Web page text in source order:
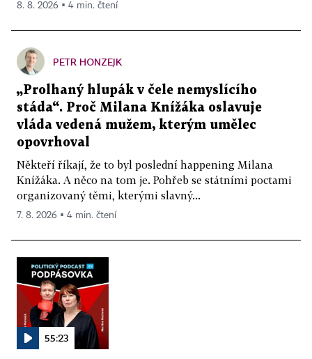
8. 8. 2026 ▪ 4 min. čtení
PETR HONZEJK
„Prolhaný hlupák v čele nemyslícího
stáda“. Proč Milana Knížáka oslavuje
vláda vedená mužem, kterým umělec
opovrhoval
Někteří říkají, že to byl poslední happening Milana
Knížáka. A něco na tom je. Pohřeb se státními poctami
organizovaný těmi, kterými slavný...
7. 8. 2026 ▪ 4 min. čtení
55:23